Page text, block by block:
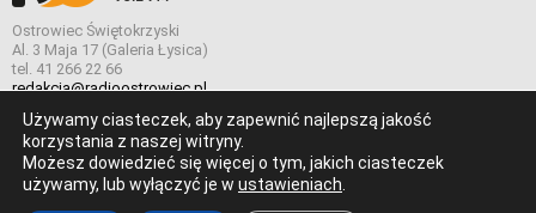
Ostrowiec Świętokrzyski
Al. 3 Maja 17 (Galeria Łysica)
tel. 41 266 22 66
redakcja@radioostrowiec.pl
© Wszelkie prawa zastrzeżone. Radio Ostrowiec 2026 Radio
Ostrowiec.
Stworzone z
Używamy ciasteczek, aby zapewnić najlepszą jakość
korzystania z naszej witryny.
Możesz dowiedzieć się więcej o tym, jakich ciasteczek
używamy, lub wyłączyć je w ustawieniach